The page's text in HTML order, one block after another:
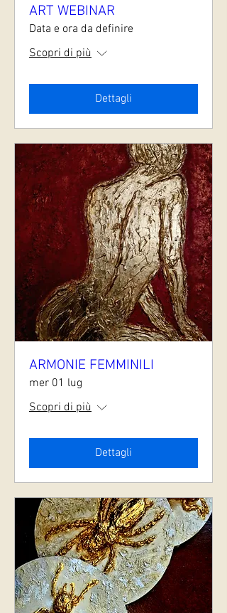
ART WEBINAR
Data e ora da definire
Scopri di più
Dettagli
ARMONIE FEMMINILI
mer 01 lug
Scopri di più
Dettagli